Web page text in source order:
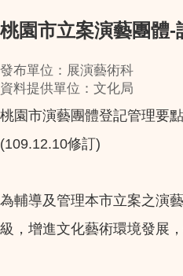
桃園市立案演藝團體-
發布單位：展演藝術科
資料提供單位：文化局
桃園市演藝團體登記管理要點
(109.12.10修訂)
為輔導及管理本市立案之演
級，增進文化藝術環境發展